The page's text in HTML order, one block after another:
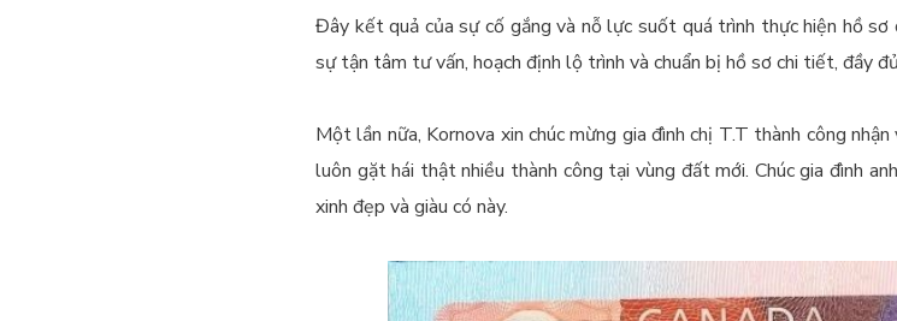
Đây kết quả của sự cố gắng và nỗ lực suốt quá trình thực hiện hồ sơ
sự tận tâm tư vấn, hoạch định lộ trình và chuẩn bị hồ sơ chi tiết, đầy
Một lần nữa, Kornova xin chúc mừng gia đình chị T.T thành công
luôn gặt hái thật nhiều thành công tại vùng đất mới. Chúc gia đình
xinh đẹp và giàu có này.